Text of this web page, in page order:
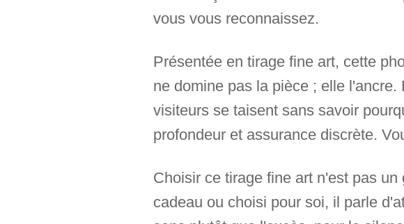
vous vous reconnaissez.
Présentée en tirage fine art, cette
ne domine pas la pièce ; elle
visiteurs se taisent sans savoir
profondeur et assurance discrète.
Choisir ce tirage fine art n'est pas
cadeau ou choisi pour soi, il parle